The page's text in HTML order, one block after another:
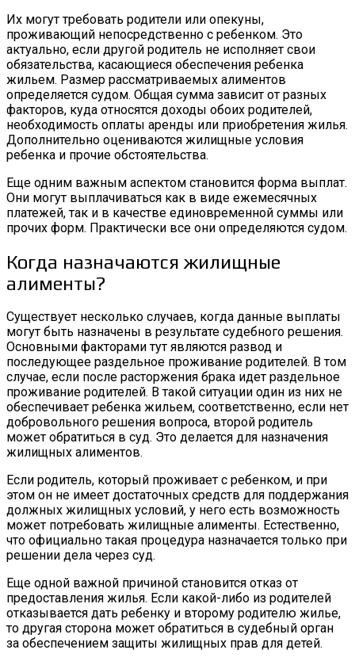
Их могут требовать родители или опекуны,
проживающий непосредственно с ребенком. Это
актуально, если другой родитель не исполняет свои
обязательства, касающиеся обеспечения ребенка
жильем. Размер рассматриваемых алиментов
определяется судом. Общая сумма зависит от разных
факторов, куда относятся доходы обоих родителей,
необходимость оплаты аренды или приобретения жилья.
Дополнительно оцениваются жилищные условия
ребенка и прочие обстоятельства.
Еще одним важным аспектом становится форма выплат.
Они могут выплачиваться как в виде ежемесячных
платежей, так и в качестве единовременной суммы или
прочих форм. Практически все они определяются судом.
Когда назначаются жилищные
алименты?
Существует несколько случаев, когда данные выплаты
могут быть назначены в результате судебного решения.
Основными факторами тут являются развод и
последующее раздельное проживание родителей. В том
случае, если после расторжения брака идет раздельное
проживание родителей. В такой ситуации один из них не
обеспечивает ребенка жильем, соответственно, если нет
добровольного решения вопроса, второй родитель
может обратиться в суд. Это делается для назначения
жилищных алиментов.
Если родитель, который проживает с ребенком, и при
этом он не имеет достаточных средств для поддержания
должных жилищных условий, у него есть возможность
может потребовать жилищные алименты. Естественно,
что официально такая процедура назначается только при
решении дела через суд.
Еще одной важной причиной становится отказ от
предоставления жилья. Если какой-либо из родителей
отказывается дать ребенку и второму родителю жилье,
то другая сторона может обратиться в судебный орган
за обеспечением защиты жилищных прав для детей.